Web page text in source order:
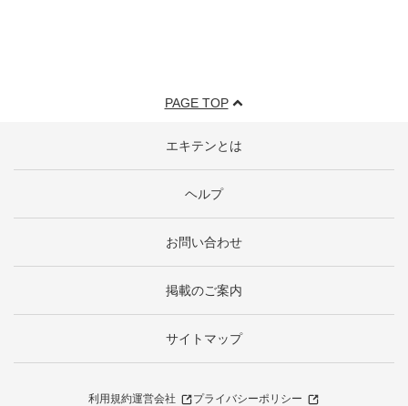
PAGE TOP
エキテンとは
ヘルプ
お問い合わせ
掲載のご案内
サイトマップ
利用規約運営会社
プライバシーポリシー